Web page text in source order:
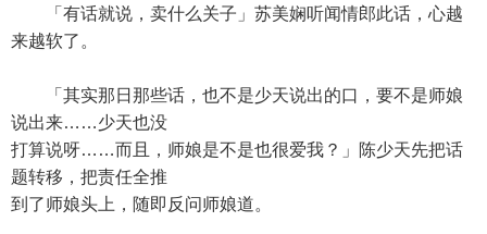
「有话就说，卖什么关子」苏美娴听闻情郎此话，心越
来越软了。
「其实那日那些话，也不是少天说出的口，要不是师娘
说出来……少天也没
打算说呀……而且，师娘是不是也很爱我？」陈少天先把话
题转移，把责任全推
到了师娘头上，随即反问师娘道。